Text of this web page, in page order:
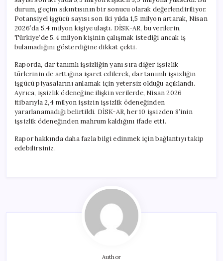
durum, geçim sıkıntısının bir sonucu olarak değerlendiriliyor.
Potansiyel işgücü sayısı son iki yılda 1,5 milyon artarak, Nisan
2026’da 5,4 milyon kişiye ulaştı. DİSK-AR, bu verilerin,
Türkiye’de 5,4 milyon kişinin çalışmak istediği ancak iş
bulamadığını gösterdiğine dikkat çekti.
Raporda, dar tanımlı işsizliğin yanı sıra diğer işsizlik
türlerinin de arttığına işaret edilerek, dar tanımlı işsizliğin
işgücü piyasalarını anlamak için yetersiz olduğu açıklandı.
Ayrıca, işsizlik ödeneğine ilişkin verilerde, Nisan 2026
itibarıyla 2,4 milyon işsizin işsizlik ödeneğinden
yararlanamadığı belirtildi. DİSK-AR, her 10 işsizden 8’inin
işsizlik ödeneğinden mahrum kaldığını ifade etti.
Rapor hakkında daha fazla bilgi edinmek için bağlantıyı takip
edebilirsiniz.
Author